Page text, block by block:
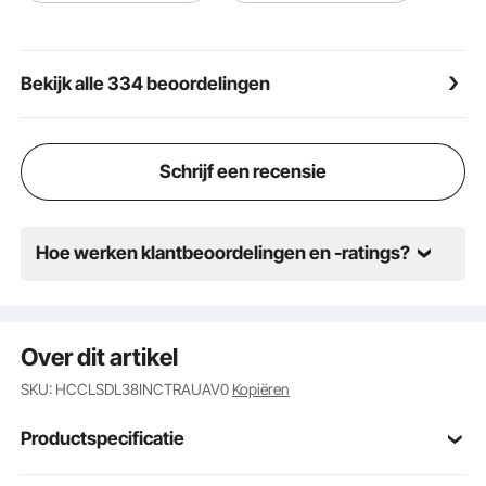
betrouwbare prestaties, keer op keer.
Bekijk alle 334 beoordelingen
Schrijf een recensie
Hoe werken klantbeoordelingen en -ratings?
Over dit artikel
SKU: HCCLSDL38INCTRAUAV0 Kopiëren
Productspecificatie